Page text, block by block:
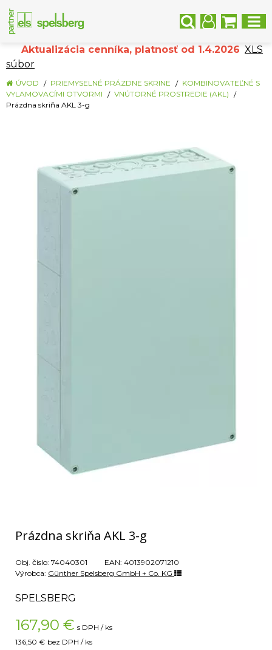
Aktualizácia cenníka, platnosť od 1.4.2026 XLS
súbor
ÚVOD PRIEMYSELNÉ PRÁZDNE SKRINE
KOMBINOVATEĽNÉ S
VYLAMOVACÍMI OTVORMI
VNÚTORNÉ PROSTREDIE (AKL)
Prázdna skriňa AKL 3-g
Prázdna skriňa AKL 3-g
Obj. čislo: 74040301 EAN: 4013902071210
Výrobca: Günther Spelsberg GmbH + Co. KG
SPELSBERG
167,90 € s DPH / ks
136,50 € bez DPH / ks